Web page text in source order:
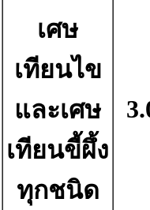
เศษ
เทียนไข
และเศษ
เทียนขี้ผึ้ง
ทุกชนิด